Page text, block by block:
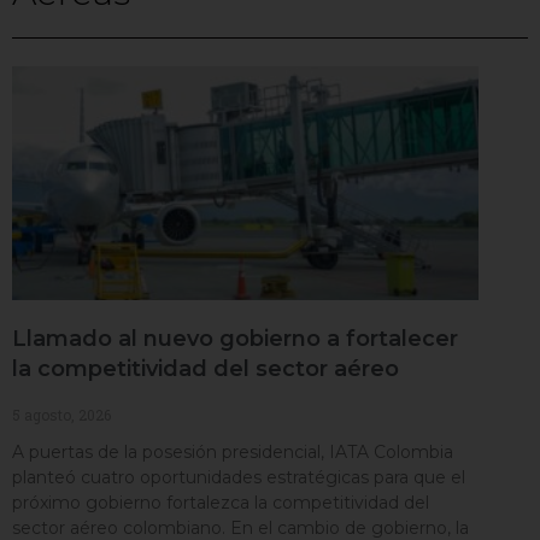
Llamado al nuevo gobierno a fortalecer
la competitividad del sector aéreo
A puertas de la posesión presidencial, IATA Colombia
planteó cuatro oportunidades estratégicas para que el
próximo gobierno fortalezca la competitividad del
sector aéreo colombiano. En el cambio de gobierno, la